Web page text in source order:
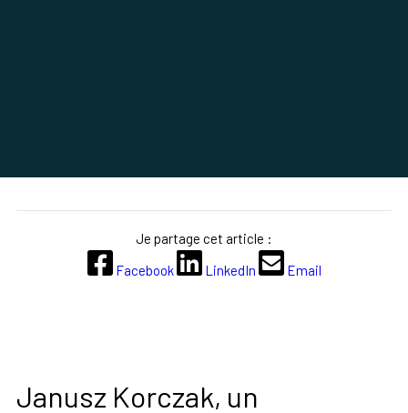
Janusz Korczak, un
Je partage cet article :
Facebook
LinkedIn Email